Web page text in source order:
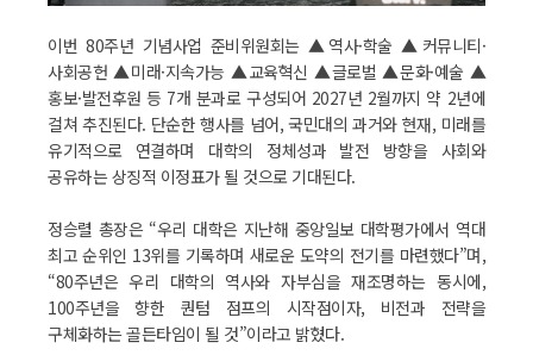
이번 80주년 기념사업 준비위원회는 ▲역사·학술 ▲커뮤니티·
사회공헌 ▲미래·지속가능 ▲교육혁신 ▲글로벌 ▲문화·예술 ▲
홍보·발전후원 등 7개 분과로 구성되어 2027년 2월까지 약 2년에
걸쳐 추진된다. 단순한 행사를 넘어, 국민대의 과거와 현재, 미래를
유기적으로 연결하며 대학의 정체성과 발전 방향을 사회와
공유하는 상징적 이정표가 될 것으로 기대된다.
정승렬 총장은 “우리 대학은 지난해 중앙일보 대학평가에서 역대
최고 순위인 13위를 기록하며 새로운 도약의 전기를 마련했다”며,
“80주년은 우리 대학의 역사와 자부심을 재조명하는 동시에,
100주년을 향한 퀀텀 점프의 시작점이자, 비전과 전략을
구체화하는 골든타임이 될 것”이라고 밝혔다.